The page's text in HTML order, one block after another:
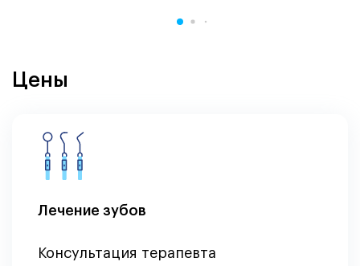
Цены
Лечение зубов
Консультация терапевта